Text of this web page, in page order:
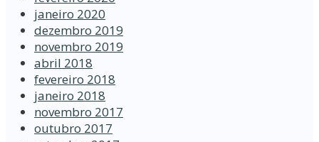
janeiro 2020
dezembro 2019
novembro 2019
abril 2018
fevereiro 2018
janeiro 2018
novembro 2017
outubro 2017